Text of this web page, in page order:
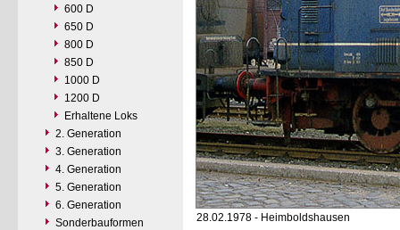
600 D
650 D
800 D
850 D
1000 D
1200 D
Erhaltene Loks
2. Generation
3. Generation
4. Generation
5. Generation
6. Generation
Sonderbauformen
28.02.1978 - Heimboldshausen